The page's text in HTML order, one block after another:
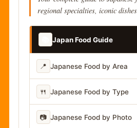
regional specialties, iconic
Japan Food Guide
📍 Japanese Food by Area
🍴 Japanese Food by Type
📷 Japanese Food by Photo